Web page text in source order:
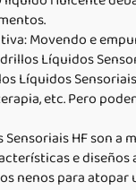
Movendo e
Líquidos
Líquidos
etc. Pero
Sensoriais HF son
e
nenos para